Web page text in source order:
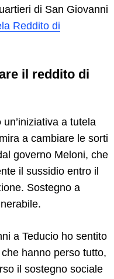
di San Giovanni
Reddito di
il reddito di
a tutela
a cambiare le sorti
governo Meloni, che
il sussidio entro il
Sostegno a
a Teducio ho sentito
hanno perso tutto,
il sostegno sociale